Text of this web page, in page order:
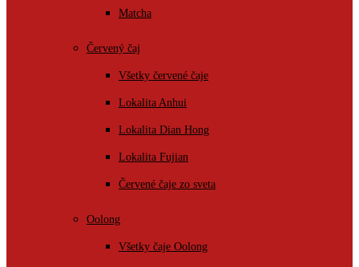
Matcha
Červený čaj
Všetky červené čaje
Lokalita Anhui
Lokalita Dian Hong
Lokalita Fujian
Červené čaje zo sveta
Oolong
Všetky čaje Oolong